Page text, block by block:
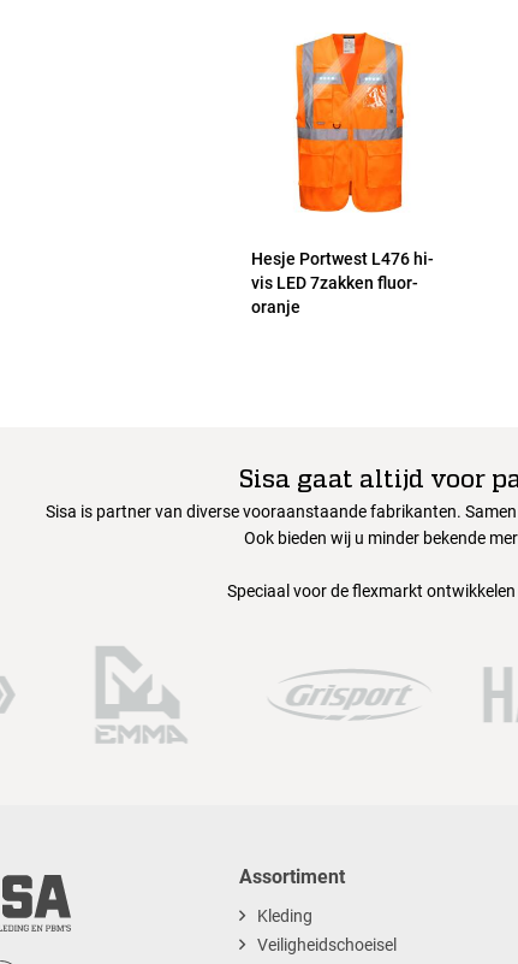
Hesje Portwest L476 hi-
vis LED 7zakken fluor-
oranje
Sisa gaat altijd voor
Sisa is partner van diverse vooraanstaande fabrikanten.
Ook bieden wij u minder bekende
Speciaal voor de flexmarkt
Assortiment
Kleding
Veiligheidschoeisel